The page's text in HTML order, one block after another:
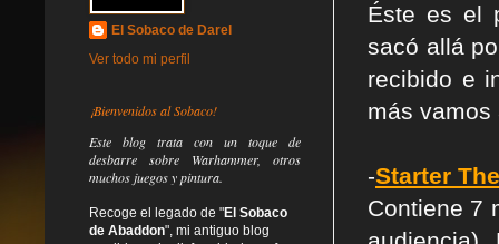
Éste es el
sacó allá
recibido e
más vamos
-Starter
Contiene 7
El Sobaco de Darel
Ver todo mi perfil
¡Bienvenidos al Sobaco!
Este blog trata con un toque de
desbarre sobre Warhammer, otros
muchos juegos y pintura.
Recoge el legado de "El Sobaco
de Abaddon", mi antiguo blog